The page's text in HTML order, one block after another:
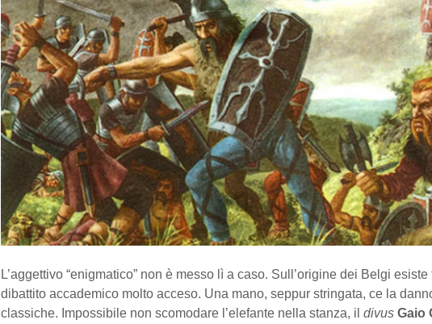
L’aggettivo “enigmatico” non è messo lì a caso. Sull’origine dei Belgi esiste
dibattito accademico molto acceso. Una mano, seppur stringata, ce la
classiche. Impossibile non scomodare l’elefante nella stanza, il divus Gaio